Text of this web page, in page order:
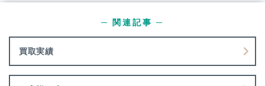
買取実績
─ 関連記事 ─